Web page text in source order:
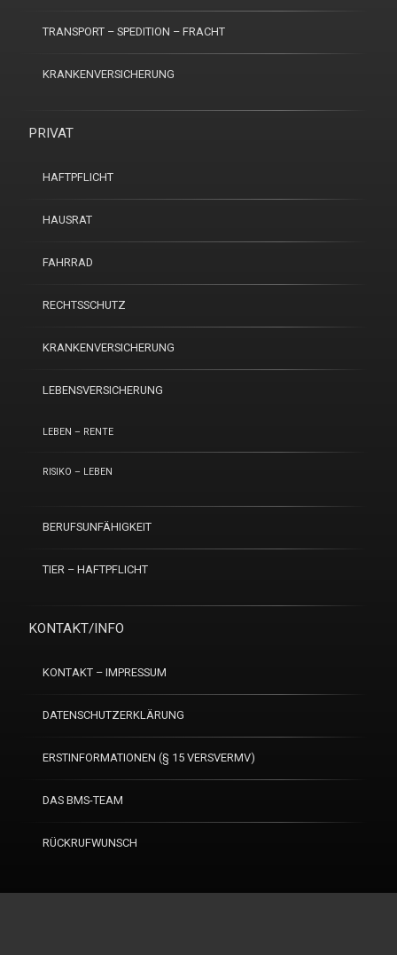
TRANSPORT – SPEDITION – FRACHT
KRANKENVERSICHERUNG
PRIVAT
HAFTPFLICHT
HAUSRAT
FAHRRAD
RECHTSSCHUTZ
KRANKENVERSICHERUNG
LEBENSVERSICHERUNG
LEBEN – RENTE
RISIKO – LEBEN
BERUFSUNFÄHIGKEIT
TIER – HAFTPFLICHT
KONTAKT/INFO
KONTAKT – IMPRESSUM
DATENSCHUTZERKLÄRUNG
ERSTINFORMATIONEN (§ 15 VERSVERMV)
DAS BMS-TEAM
RÜCKRUFWUNSCH